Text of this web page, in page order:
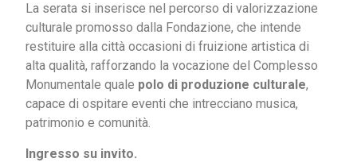
La serata si inserisce nel percorso di valorizzazione
culturale promosso dalla Fondazione, che intende
restituire alla città occasioni di fruizione artistica di
alta qualità, rafforzando la vocazione del Complesso
Monumentale quale polo di produzione culturale,
capace di ospitare eventi che intrecciano musica,
patrimonio e comunità.
Ingresso su invito.